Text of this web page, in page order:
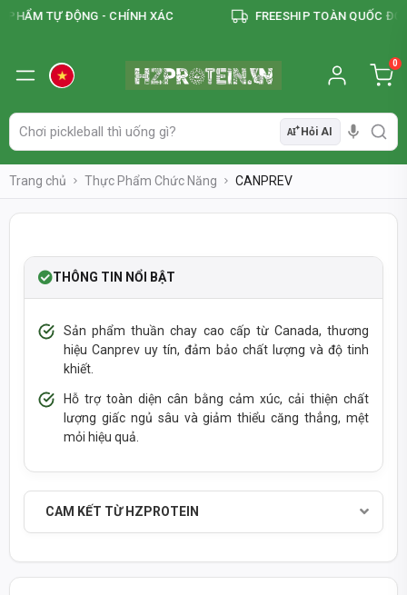
TỰ ĐỘNG - CHÍNH XÁC FREESHIP TOÀN QUỐC ĐƠN
AI Hỏi AI
0
Trang chủ Thực Phẩm Chức Năng CANPREV
THÔNG TIN NỔI BẬT
Sản phẩm thuần chay cao cấp từ Canada, thương
hiệu Canprev uy tín, đảm bảo chất lượng và độ tinh
khiết.
Hỗ trợ toàn diện cân bằng cảm xúc, cải thiện chất
lượng giấc ngủ sâu và giảm thiểu căng thẳng, mệt
mỏi hiệu quả.
CAM KẾT TỪ HZPROTEIN
SẢN PHẨM CHÍNH HÃNG - THANH TOÁN KHI NHẬN HÀNG
THÔNG TIN SẢN PHẨM CẬP NHẬTTỰ ĐỘNG & CHÍNH XÁC
2-4 GIỜ